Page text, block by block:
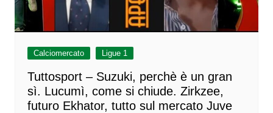
Calciomercato Ligue 1
Tuttosport – Suzuki, perchè è un gran
sì. Lucumì, come si chiude. Zirkzee,
futuro Ekhator, tutto sul mercato Juve